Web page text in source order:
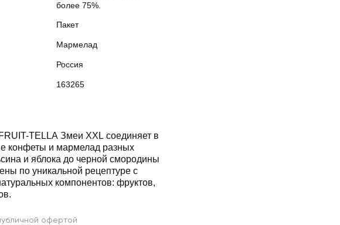
более 75%.
Пакет
Мармелад
Россия
163265
TELLA Змеи XXL соединяет в
конфеты и мармелад разных
и яблока до черной смородины
по уникальной рецептуре с
компонентов: фруктов,
офертой